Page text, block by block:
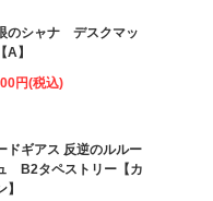
のシャナ デスクマッ
A】
円(税込)
ドギアス 反逆のルルー
B2タペストリー【カ
】